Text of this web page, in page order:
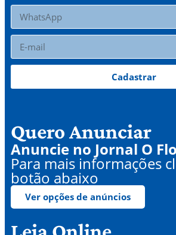
Cadastrar
Quero Anunciar
Anuncie no Jornal O
Para mais informações
botão abaixo
Ver opções de anúncios